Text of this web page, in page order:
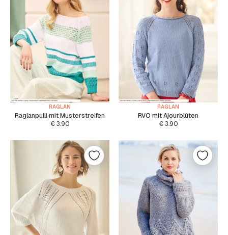
RAGLAN
Raglanpulli mit Musterstreifen
€3.90
RAGLAN
RVO mit Ajourblüten
€3.90